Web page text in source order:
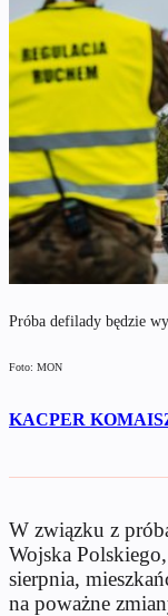
Próba defilady będzie
Foto: MON
KACPER
W związku z
Wojska
sierpnia,
na poważne